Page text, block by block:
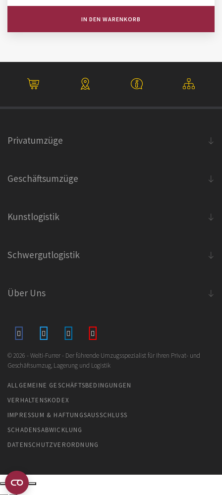
IN DEN WARENKORB
Privatumzüge
Geschäftsumzüge
Kunstlogistik
Schwergutlogistik
Über Uns
© 2026 - Welti-Furrer - Der führende Umzugsspezialist für Ihren Privat- und
Geschäftsumzug, Lagerung und Logistik
ALLGEMEINE GESCHÄFTSBEDINGUNGEN
VERHALTENSKODEX
IMPRESSUM & HAFTUNGSAUSSCHLUSS
SCHADENSABWICKLUNG
DATENSCHUTZVERORDNUNG